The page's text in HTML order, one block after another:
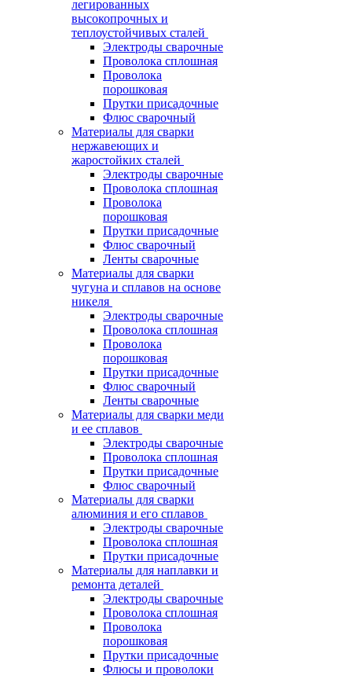
легированных
высокопрочных и
теплоустойчивых сталей
Электроды сварочные
Проволока сплошная
Проволока
порошковая
Прутки присадочные
Флюс сварочный
Материалы для сварки
нержавеющих и
жаростойких сталей
Электроды сварочные
Проволока сплошная
Проволока
порошковая
Прутки присадочные
Флюс сварочный
Ленты сварочные
Материалы для сварки
чугуна и сплавов на основе
никеля
Электроды сварочные
Проволока сплошная
Проволока
порошковая
Прутки присадочные
Флюс сварочный
Ленты сварочные
Материалы для сварки меди
и ее сплавов
Электроды сварочные
Проволока сплошная
Прутки присадочные
Флюс сварочный
Материалы для сварки
алюминия и его сплавов
Электроды сварочные
Проволока сплошная
Прутки присадочные
Материалы для наплавки и
ремонта деталей
Электроды сварочные
Проволока сплошная
Проволока
порошковая
Прутки присадочные
Флюсы и проволоки